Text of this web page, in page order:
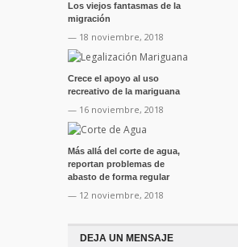
Los viejos fantasmas de la
migración
— 18 noviembre, 2018
Crece el apoyo al uso
recreativo de la mariguana
— 16 noviembre, 2018
Más allá del corte de agua,
reportan problemas de
abasto de forma regular
— 12 noviembre, 2018
DEJA UN MENSAJE